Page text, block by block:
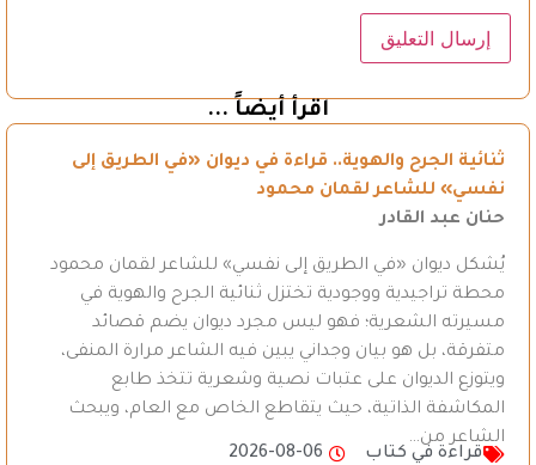
اقرأ أيضاً ...
ثنائية الجرح والهوية.. قراءة في ديوان «في الطريق إلى
نفسي» للشاعر لقمان محمود
حنان عبد القادر
يُشكل ديوان «في الطريق إلى نفسي» للشاعر لقمان محمود
محطة تراجيدية ووجودية تختزل ثنائية الجرح والهوية في
مسيرته الشعرية؛ فهو ليس مجرد ديوان يضم قصائد
متفرقة، بل هو بيان وجداني يبين فيه الشاعر مرارة المنفى،
ويتوزع الديوان على عتبات نصية وشعرية تتخذ طابع
المكاشفة الذاتية، حيث يتقاطع الخاص مع العام، ويبحث
الشاعر من…
قراءة في كتاب
2026-08-06